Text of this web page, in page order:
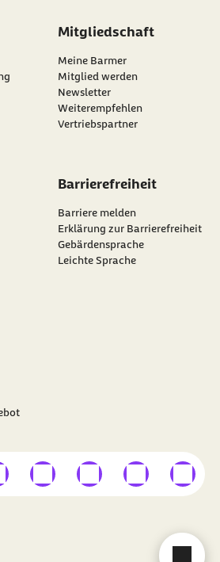
Mitgliedschaft
Meine Barmer
Mitglied werden
Newsletter
externer Link:
Weiterempfehlen
Vertriebspartner
Barrierefreiheit
Barriere melden
Erklärung zur Barrierefreiheit
Gebärdensprache
Leichte Sprache
BARMER auf
Link
externer Linkexterner Linkexterner Link